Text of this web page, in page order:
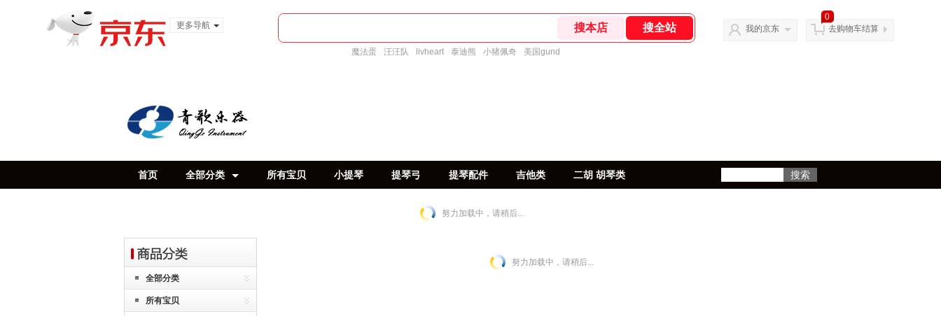
更多导航
魔法蛋 汪汪队 livheart 泰迪熊 小猪佩奇 美国gund
我的京东
0
去购物车结算
首页 全部分类 所有宝贝 小提琴 提琴弓 提琴配件 吉他类 二胡 胡琴类
努力加载中，请稍后...
全部分类
所有宝贝
努力加载中，请稍后...